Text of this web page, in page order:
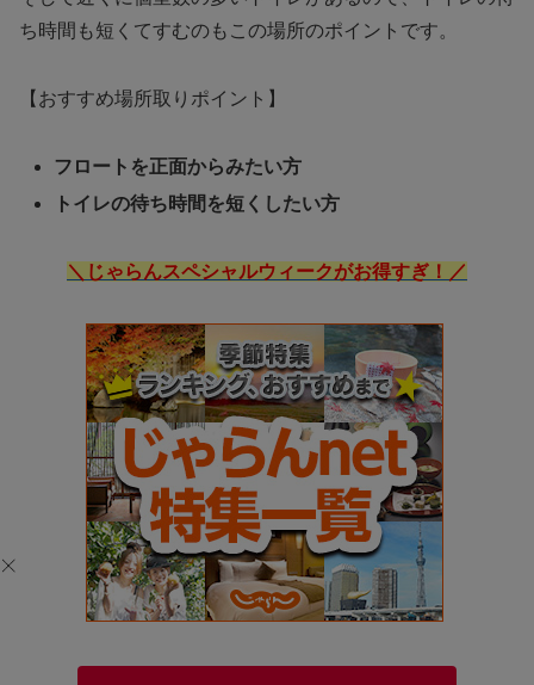
ち時間も短くてすむのもこの場所のポイントです。
【おすすめ場所取りポイント】
フロートを正面からみたい方
トイレの待ち時間を短くしたい方
＼じゃらんスペシャルウィークがお得すぎ！／